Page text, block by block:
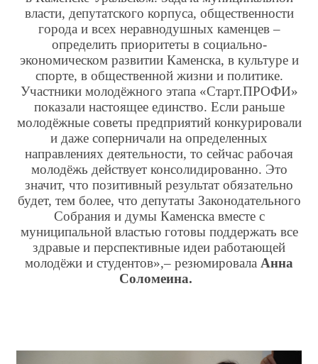
власти, депутатского корпуса, общественности
города и всех неравнодушных каменцев –
определить приоритеты в социально-
экономическом развитии Каменска, в культуре и
спорте, в общественной жизни и политике.
Участники молодёжного этапа «Старт.ПРОФИ»
показали настоящее единство. Если раньше
молодёжные советы предприятий конкурировали
и даже соперничали на определенных
направлениях деятельности, то сейчас рабочая
молодёжь действует консолидированно. Это
значит, что позитивный результат обязательно
будет, тем более, что депутаты Законодательного
Собрания и думы Каменска вместе с
муниципальной властью готовы поддержать все
здравые и перспективные идеи работающей
молодёжи и студентов»,– резюмировала Анна
Соломеина.